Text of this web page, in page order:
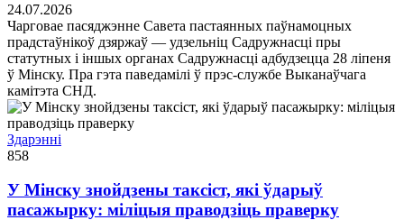
24.07.2026
Чарговае пасяджэнне Савета пастаянных паўнамоцных
прадстаўнікоў дзяржаў — удзельніц Садружнасці пры
статутных і іншых органах Садружнасці адбудзецца 28 ліпеня
ў Мінску. Пра гэта паведамілі ў прэс-службе Выканаўчага
камітэта СНД.
Здарэннi
858
У Мінску знойдзены таксіст, які ўдарыў
пасажырку: міліцыя праводзіць праверку